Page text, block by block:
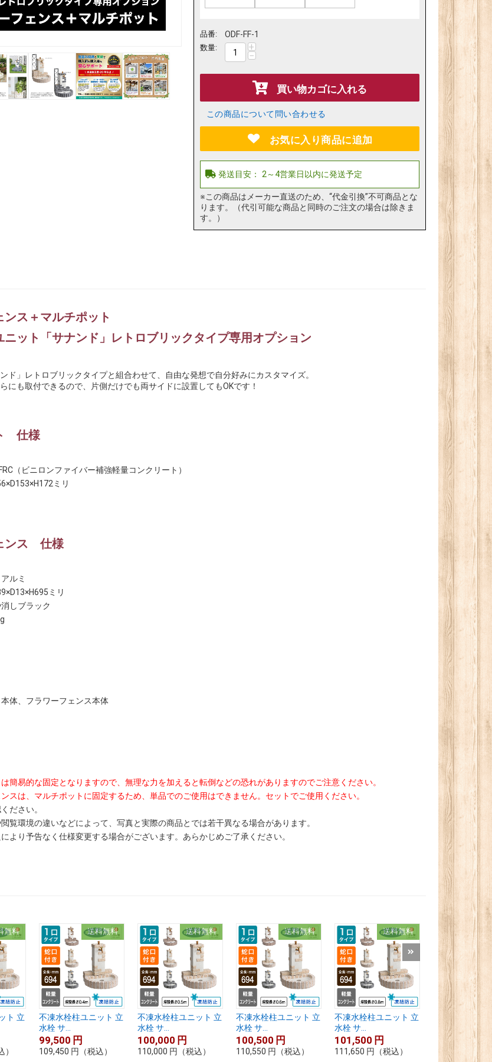
品番: ODF-FF-1
数量: +
−
買い物カゴに入れる
この商品について問い合わせる
お気に入り商品に追加
※この商品はメーカー直送のため、“代金引換”不可商品とな
ります。（代引可能な商品と同時のご注文の場合は除きま
す。）
ンス＋マルチポット
ニット「サナンド」レトロブリックタイプ専用オプション
ド」レトロブリックタイプと組合わせて、自由な発想で自分好みにカスタマイズ。
にも取付できるので、片側だけでも両サイドに設置してもOKです！
仕様
（ビニロンファイバー補強軽量コンクリート）
ミリ
ンス 仕様
ルミ
ミリ
しブラック
体、フラワーフェンス本体
簡易的な固定となりますので、無理な力を加えると転倒などの恐れがありますのでご注意ください。
スは、マルチポットに固定するため、単品でのご使用はできません。セットでご使用ください。
ださい。
覧環境の違いなどによって、写真と実際の商品とでは若干異なる場合があります。
より予告なく仕様変更する場合がございます。あらかじめご了承ください。
無料
ト 立
）
送料無料
不凍水栓柱ユニット 立
水栓 サ...
99,500 円
109,450 円 （税込）
送料無料
不凍水栓柱ユニット 立
水栓 サ...
100,000 円
110,000 円 （税込）
送料無料
不凍水栓柱ユニット 立
水栓 サ...
100,500 円
110,550 円 （税込）
送料無料
不凍水栓柱ユニット 立
水栓 サ...
101,500 円
111,650 円 （税込）
不凍水栓柱ユ
水栓 サ...
103,000円
113,300